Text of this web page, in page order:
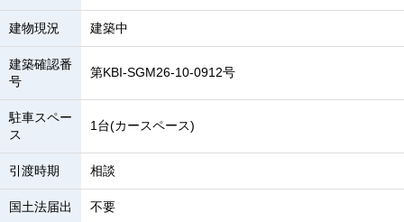
建物現況 建築中
建築確認番
号
第KBI-SGM26-10-0912号
駐車スペー
ス
1台(カースペース)
引渡時期 相談
国土法届出 不要